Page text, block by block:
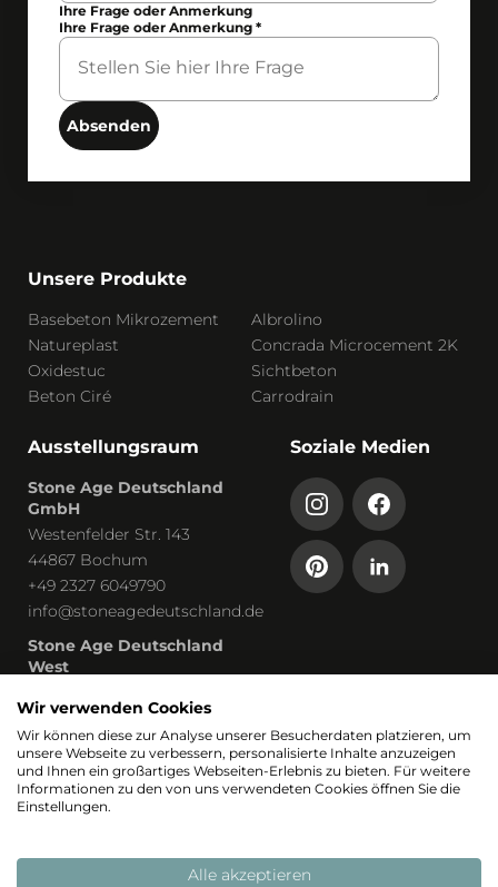
Ihre Frage oder Anmerkung
Ihre Frage oder Anmerkung*
Absenden
Unsere Produkte
Basebeton Mikrozement
Albrolino
Natureplast
Concrada Microcement 2K
Oxidestuc
Sichtbeton
Beton Ciré
Carrodrain
Ausstellungsraum
Stone Age Deutschland
GmbH
Westenfelder Str. 143
44867 Bochum
+49 2327 6049790
info@stoneagedeutschland.de
Stone Age Deutschland
West
53819 Neunkirchen-Seelscheid
Soziale Medien
Teil von
Wir verwenden Cookies
Wir können diese zur Analyse unserer Besucherdaten platzieren, um
unsere Webseite zu verbessern, personalisierte Inhalte anzuzeigen
und Ihnen ein großartiges Webseiten-Erlebnis zu bieten. Für weitere
Informationen zu den von uns verwendeten Cookies öffnen Sie die
Einstellungen.
Alle akzeptieren